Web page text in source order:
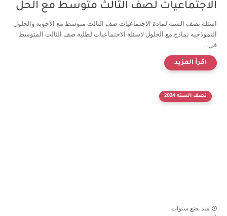
الاجتماعيات لصف الثالث متوسط مع الحل
اسئلة نصف السنه لمادة الاجتماعيات صف الثالث متوسط مع الاجوبه والحلول
النموذجيه نماذج مع الحلول لاسئلة الاجتماعيات لطلبة صف الثالث المتوسط
في...
نصف السنه 2024
منذ بضع سنوات